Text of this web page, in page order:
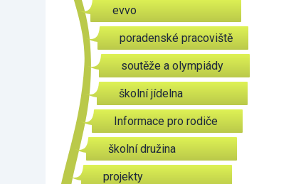
evvo
poradenské pracoviště
soutěže a olympiády
školní jídelna
Informace pro rodiče
školní družina
projekty